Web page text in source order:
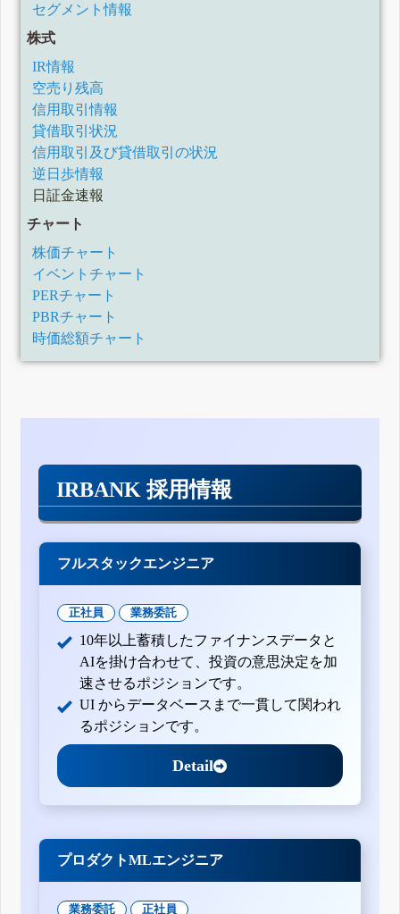
セグメント情報
株式
IR情報
空売り残高
信用取引情報
貸借取引状況
信用取引及び貸借取引の状況
逆日歩情報
日証金速報
チャート
株価チャート
イベントチャート
PERチャート
PBRチャート
時価総額チャート
IRBANK 採用情報
フルスタックエンジニア
正社員 業務委託
10年以上蓄積したファイナンスデータと
AIを掛け合わせて、投資の意思決定を加
速させるポジションです。
UI からデータベースまで一貫して関われ
るポジションです。
Detail
プロダクトMLエンジニア
業務委託 正社員